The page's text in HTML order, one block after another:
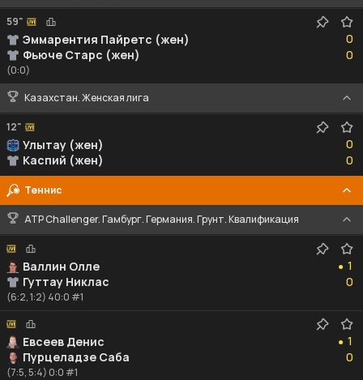
59"
Эммарентия Пайретс (жен)
Фьюче Старс (жен)
0
0
0
0
(0:0)
Казахстан. Женская лига
12"
Улытау (жен)
Каспий (жен)
0
0
0
0
Теннис
ATP Challenger. Гамбург. Германия. Грунт. Квалификация
Валлин Олле
Гуттау Никлас
●
1
10
0
(6:2, 1:2) 40:0 #1
Евсеев Денис
Пурцеладзе Саба
●
1
10
0
(7:5, 5:4) 0:0 #1